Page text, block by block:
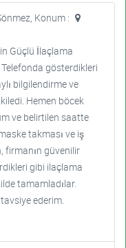
Konum :
Güçlü İlaçlama
gösterdikleri
bilgilendirme ve
Hemen böcek
ve belirtilen saatte
takması ve iş
firmanın güvenilir
gibi ilaçlama
tamamladılar.
ederim.